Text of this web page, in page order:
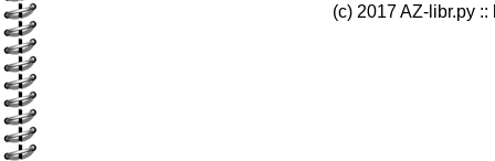
(c) 2017 AZ-libr.ру ::